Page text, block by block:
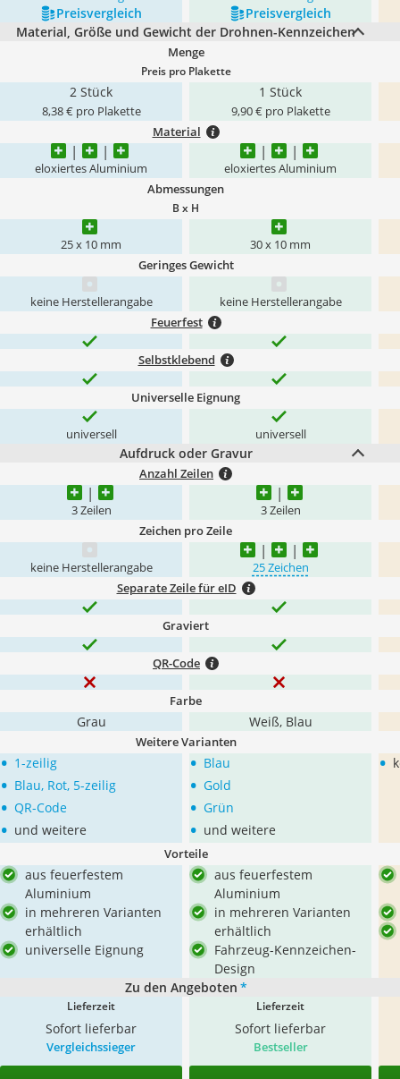
Preis­vergleich
Preis­vergleich
Material, Größe und Gewicht der Drohnen-Kennzeichen
Menge
Preis pro Plakette
2 Stück
8,38 € pro Plakette
1 Stück
9,90 € pro Plakette
Material
eloxiertes Aluminium eloxiertes Aluminium
Abmessungen
B x H
‎25 x 10 mm 30 x 10 mm
Geringes Gewicht
keine Herstellerangabe keine Herstellerangabe
Feuerfest
Selbstklebend
Universelle Eignung
universell universell
Aufdruck oder Gravur
Anzahl Zeilen
3 Zeilen 3 Zeilen
Zeichen pro Zeile
keine Herstellerangabe 25 Zeichen
Separate Zeile für eID
Graviert
QR-Code
Farbe
Grau Weiß, Blau
Weitere Varianten
• 1-zeilig
• Blau, Rot, 5-zeilig
• QR-Code
• und weitere
• Blau
• Gold
• Grün
• und weitere
•
Vorteile
aus feuerfestem
Aluminium
in mehreren Varianten
erhältlich
universelle Eignung
aus feuerfestem
Aluminium
in mehreren Varianten
erhältlich
Fahrzeug-Kennzeichen-
Design
Zu den Angeboten *
Lieferzeit
Sofort lieferbar
Lieferzeit
Sofort lieferbar
Vergleichssieger Bestseller